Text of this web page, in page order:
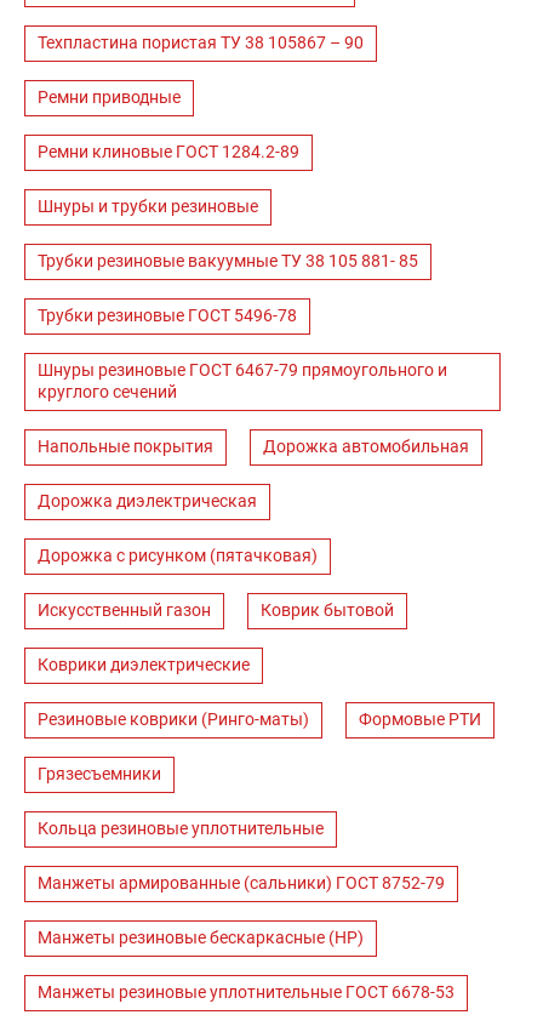
Техпластина пористая ТУ 38 105867 – 90
Ремни приводные
Ремни клиновые ГОСТ 1284.2-89
Шнуры и трубки резиновые
Трубки резиновые вакуумные ТУ 38 105 881- 85
Трубки резиновые ГОСТ 5496-78
Шнуры резиновые ГОСТ 6467-79 прямоугольного и
круглого сечений
Напольные покрытия Дорожка автомобильная
Дорожка диэлектрическая
Дорожка с рисунком (пятачковая)
Искусственный газон Коврик бытовой
Коврики диэлектрические
Резиновые коврики (Ринго-маты) Формовые РТИ
Грязесъемники
Кольца резиновые уплотнительные
Манжеты армированные (сальники) ГОСТ 8752-79
Манжеты резиновые бескаркасные (НР)
Манжеты резиновые уплотнительные ГОСТ 6678-53